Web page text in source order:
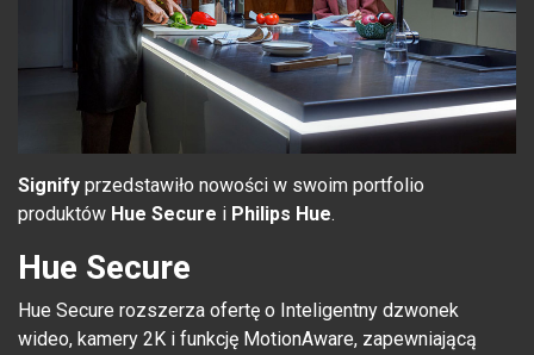
Signify przedstawiło nowości w swoim portfolio
produktów Hue Secure i Philips Hue.
Hue Secure
Hue Secure rozszerza ofertę o Inteligentny dzwonek
wideo, kamery 2K i funkcję MotionAware, zapewniającą